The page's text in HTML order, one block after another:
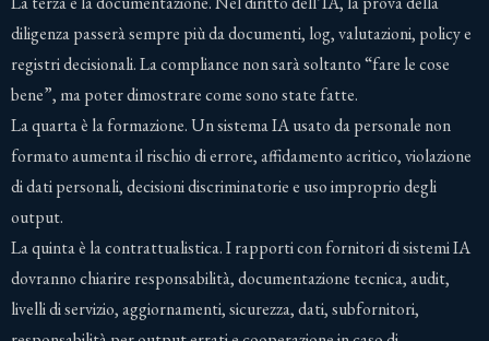
diligenza passerà sempre più da documenti, log, valutazioni, policy e
registri decisionali. La compliance non sarà soltanto “fare le cose
bene”, ma poter dimostrare come sono state fatte.
La quarta è la formazione. Un sistema IA usato da personale non
formato aumenta il rischio di errore, affidamento acritico, violazione
di dati personali, decisioni discriminatorie e uso improprio degli
output.
La quinta è la contrattualistica. I rapporti con fornitori di sistemi IA
dovranno chiarire responsabilità, documentazione tecnica, audit,
livelli di servizio, aggiornamenti, sicurezza, dati, subfornitori,